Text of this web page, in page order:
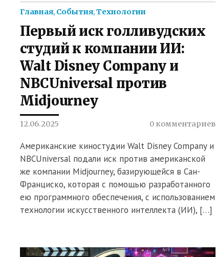
Главная, События,Технологии
Первый иск голливудских
студий к компании ИИ:
Walt Disney Company и
NBCUniversal против
Midjourney
12.06.2025 0 комментариев
Американские киностудии Walt Disney Company и
NBCUniversal подали иск против американской
же компании Midjourney, базирующейся в Сан-
Франциско, которая с помощью разработанного
ею программного обеспечения, с использованием
технологии искусственного интеллекта (ИИ), […]